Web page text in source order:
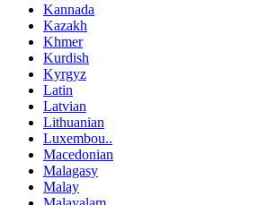
Kannada
Kazakh
Khmer
Kurdish
Kyrgyz
Latin
Latvian
Lithuanian
Luxembou..
Macedonian
Malagasy
Malay